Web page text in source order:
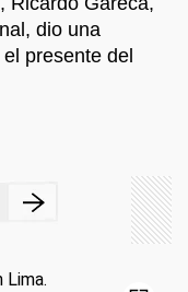
dio una
presente del